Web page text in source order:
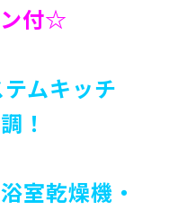
付☆
ムキッチ
！
室乾燥機・